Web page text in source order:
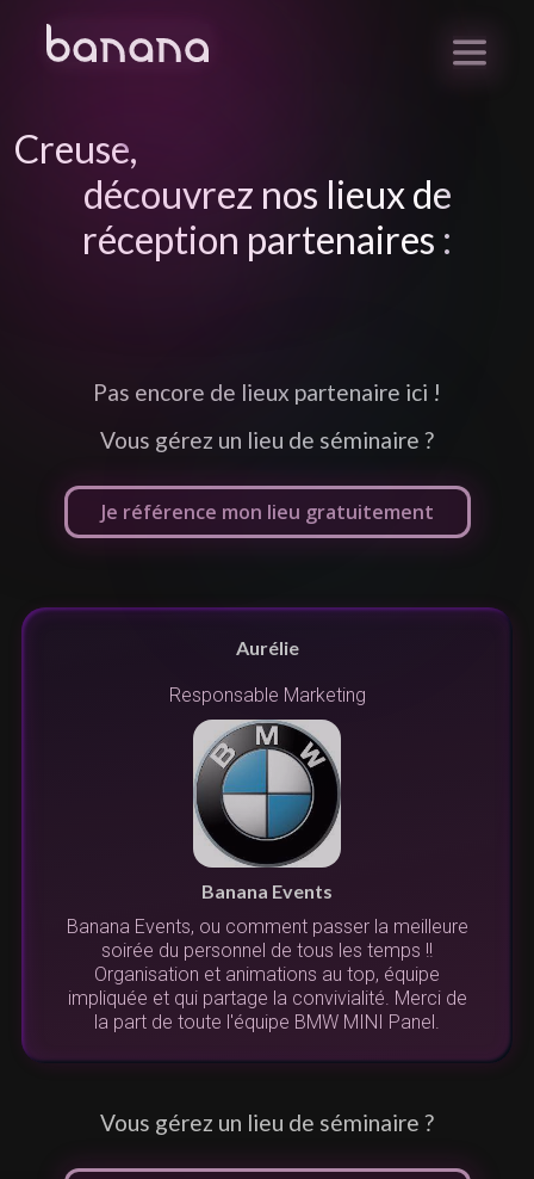
Creuse,
découvrez nos lieux de
réception partenaires :
Pas encore de lieux partenaire ici !
Vous gérez un lieu de séminaire ?
Je référence mon lieu gratuitement
Aurélie
Responsable Marketing
Banana Events
Banana Events, ou comment passer la meilleure
soirée du personnel de tous les temps !!
Organisation et animations au top, équipe
impliquée et qui partage la convivialité. Merci de
la part de toute l'équipe BMW MINI Panel.
Vous gérez un lieu de séminaire ?